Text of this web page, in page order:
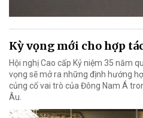
Kỳ vọng mới cho hợp
Hội nghị Cao cấp Kỷ niệm 35 năm
vọng sẽ mở ra những định hướng
củng cố vai trò của Đông Nam Á
Âu.